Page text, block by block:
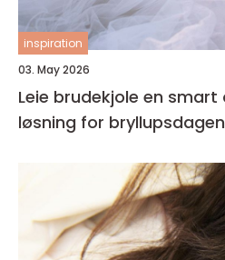
inspiration
03. May 2026
Leie brudekjole en smart og bærekraftig
løsning for bryllupsdagen